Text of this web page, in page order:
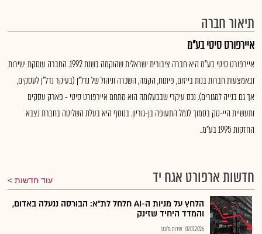
תיאור חברה
איירפורט סיטי בע"מ
איירפורט סיטי בע"מ היא חברה ציבורית ישראלית שהוקמה בשנת 1992. החברה עוסקת ישירות
ובאמצעות חברות בנות בייזום, פיתוח, הקמה, השכרה וניהול של נדל"ן (בעיקר נדל"ן לעסקים,
אך גם בנייה למגורים). נכס עיקרי שבבעלותה הוא מתחם איירפורט סיטי - פארק עסקים
ותעשיית היי-טק בסמוך לנמל התעופה בן-גוריון. בנוסף היא בעלת השליטה בחברת נצבא
החזקות 1995 בע"מ..
חדשות ארפורט אגח יד עוד חדשות
הלחץ על מניות ה-AI חלחל לת"א: הבורסה ננעלה באדום,
והמדד היחיד שזינק
07.07.2026 שירות גלובס